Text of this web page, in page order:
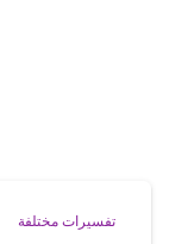
تفسيرات مختلفة